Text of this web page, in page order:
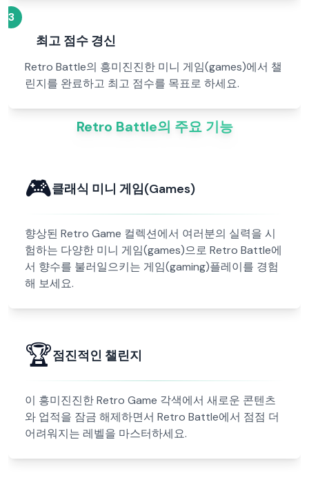
3
최고 점수 경신
Retro Battle의 흥미진진한 미니 게임(games)에서 챌
린지를 완료하고 최고 점수를 목표로 하세요.
Retro Battle의 주요 기능
🎮클래식 미니 게임(Games)
향상된 Retro Game 컬렉션에서 여러분의 실력을 시
험하는 다양한 미니 게임(games)으로 Retro Battle에
서 향수를 불러일으키는 게임(gaming)플레이를 경험
해 보세요.
🏆점진적인 챌린지
이 흥미진진한 Retro Game 각색에서 새로운 콘텐츠
와 업적을 잠금 해제하면서 Retro Battle에서 점점 더
어려워지는 레벨을 마스터하세요.